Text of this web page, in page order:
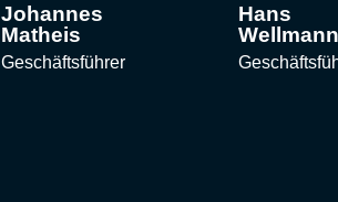
Johannes
Matheis​
Geschäftsführer
Hans